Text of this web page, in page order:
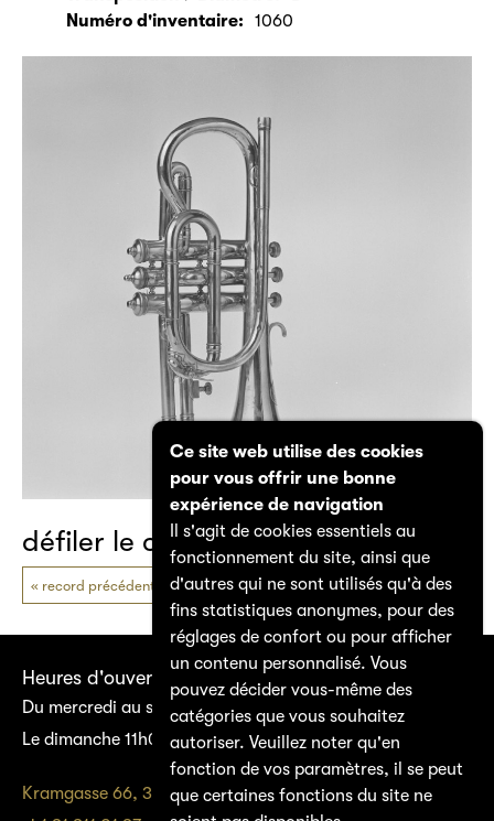
Numéro d'inventaire:
1060
défiler le catalogue
record précédent prochain record
Heures d'ouverture
Du mercredi au samedi 14h00–17h00
Le dimanche 11h00–17h00
Kramgasse 66, 3011 Bern
Ce site web utilise des cookies
pour vous offrir une bonne
expérience de navigation
Il s'agit de cookies essentiels au
fonctionnement du site, ainsi que
d'autres qui ne sont utilisés qu'à des
fins statistiques anonymes, pour des
réglages de confort ou pour afficher
un contenu personnalisé. Vous
pouvez décider vous-même des
catégories que vous souhaitez
autoriser. Veuillez noter qu'en
fonction de vos paramètres, il se peut
que certaines fonctions du site ne